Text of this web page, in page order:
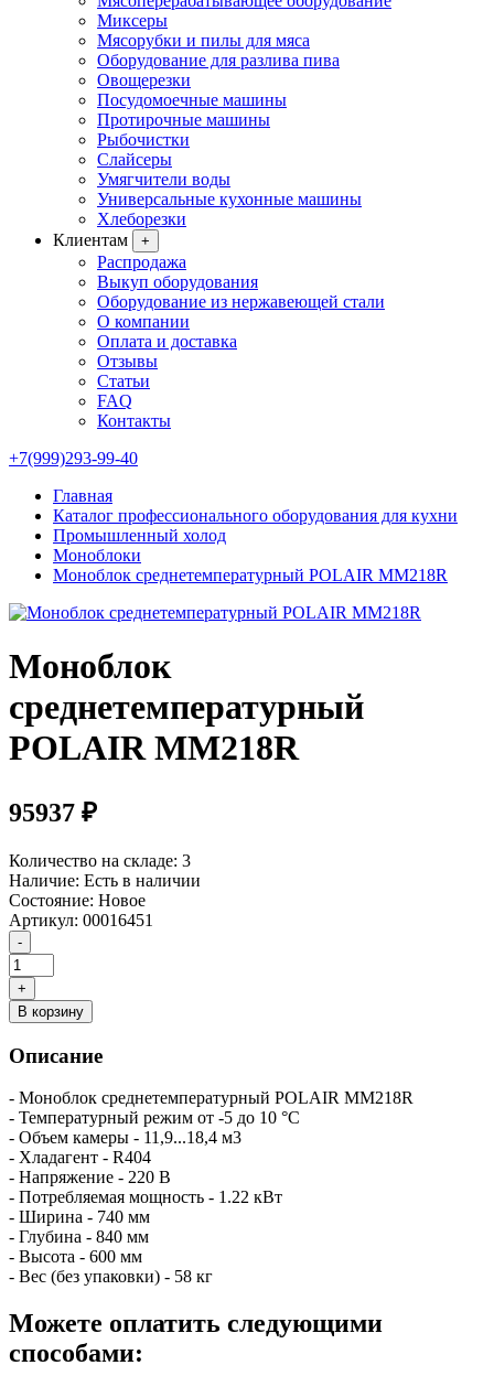
Миксеры
Мясорубки и пилы для мяса
Оборудование для разлива пива
Овощерезки
Посудомоечные машины
Протирочные машины
Рыбочистки
Слайсеры
Умягчители воды
Универсальные кухонные машины
Хлеборезки
Клиентам
+
Распродажа
Выкуп оборудования
Оборудование из нержавеющей стали
О компании
Оплата и доставка
Отзывы
Статьи
FAQ
Контакты
+7(999)293-99-40
Главная
Каталог профессионального оборудования для кухни
Промышленный холод
Моноблоки
Моноблок среднетемпературный POLAIR MM218R
Моноблок
среднетемпературный
POLAIR MM218R
95937 ₽
Количество на складе: 3
Наличие: Есть в наличии
Состояние: Новое
Артикул: 00016451
В корзину
Описание
- Моноблок среднетемпературный POLAIR MM218R
- Температурный режим от -5 до 10 °C
- Объем камеры - 11,9...18,4 м3
- Хладагент - R404
- Напряжение - 220 В
- Потребляемая мощность - 1.22 кВт
- Ширина - 740 мм
- Глубина - 840 мм
- Высота - 600 мм
- Вес (без упаковки) - 58 кг
Можете оплатить следующими
способами: